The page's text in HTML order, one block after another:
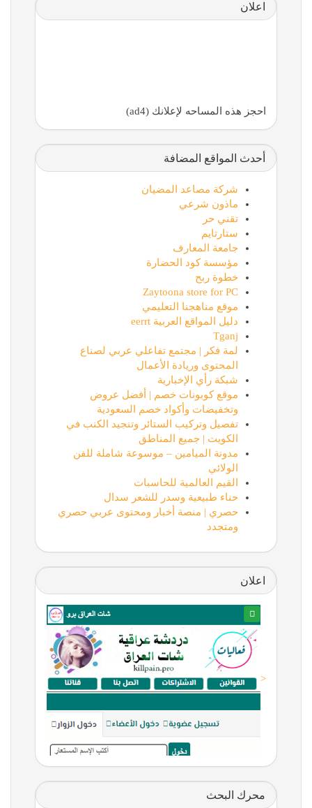
اعلان
احجز هذه المساحه لإعلانك (ad4)
أحدث المواقع المضافة
شركة مصاعد المضيان
ماذون شرعي
تقني حر
ستارتايم
جامعة المعارف
مؤسسة كود الحضارة
خطوة ربح
Zaytoona store for PC
موقع مناهجنا التعليمي
دليل المواقع العربية eerrt
Tganj
لمة فكر | مجتمع تفاعلي عربي لصناع
المحتوى وريادة الأعمال
شبكة رأي الإخبارية
موقع كوبونات خصم | أفضل عروض
وتخفيضات وأكواد خصم السعودية
تفصيل وتركيب الستائر وتنجيد الكنب في
الكويت | جميع المناطق
مدونة الميامين – موسوعة شاملة للفن
الولائي
القيم العالمية للحاسبات
حناء طبيعية وسدر للشعر سدال
حصري | منصة أخبار ومحتوى عربي حصري
ومتجدد
اعلان
<
محرك البحث